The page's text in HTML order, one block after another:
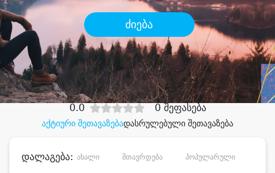
ძიება
შეიძინესასურველი მომსახურება
დიდი დანაზოგით
აქტიური შეთავაზებადასრულებული შეთავაზება
0.0 0 შეფასება
დალაგება: ახალი მთავრდება პოპულარული